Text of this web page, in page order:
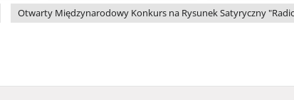
Otwarty Międzynarodowy Konkurs na Rysunek Satyryczny